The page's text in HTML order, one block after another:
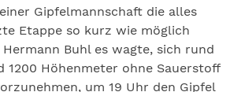
Gipfelmannschaft die alles
Etappe so kurz wie möglich
Buhl es wagte, sich rund
1200 Höhenmeter ohne Sauerstoff
um 19 Uhr den Gipfel